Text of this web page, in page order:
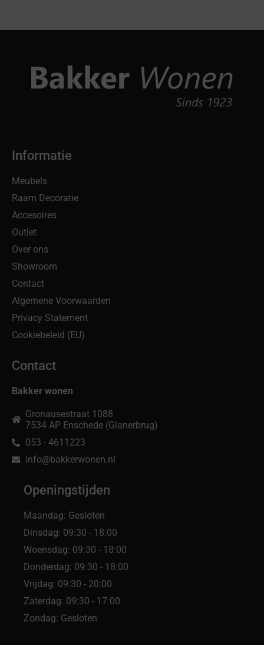
Informatie
Meubels
Raam Decoratie
Accesoires
Outlet
Over ons
Showroom
Contact
Algemene Voorwaarden
Privacy Statement
Cookiebeleid (EU)
Contact
Bakker wonen
Gronausestraat 1088
7534 AP Enschede (Glanerbrug)
053 - 4611223
info@bakkerwonen.nl
Openingstijden
Maandag: Gesloten
Dinsdag: 09:30 - 18:00
Woensdag: 09:30 - 18:00
Donderdag: 09:30 - 18:00
Vrijdag: 09:30 - 20:00
Zaterdag: 09:30 - 17:00
Zondag: Gesloten